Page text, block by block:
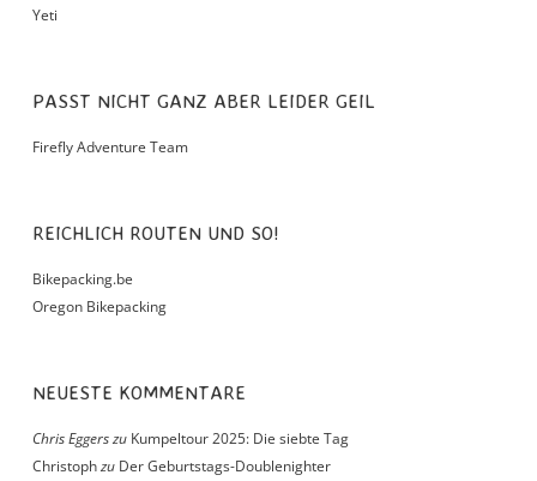
Yeti
PASST NICHT GANZ ABER LEIDER GEIL
Firefly Adventure Team
REICHLICH ROUTEN UND SO!
Bikepacking.be
Oregon Bikepacking
NEUESTE KOMMENTARE
Chris Eggerszu Kumpeltour 2025: Die siebte Tag
Christophzu Der Geburtstags-Doublenighter